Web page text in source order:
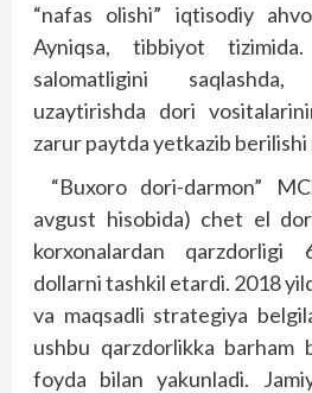
“nafas olishi” iqtisodiy
Ayniqsa, tibbiyot
salomatligini
uzaytirishda dori
zarur paytda yetkazib berilishi
“Buxoro dori-darmon”
avgust hisobida) chet el
korxonalardan qarzdorligi
dollarni tashkil etardi. 2018
va maqsadli strategiya
ushbu qarzdorlikka barham
foyda bilan yakunladi.